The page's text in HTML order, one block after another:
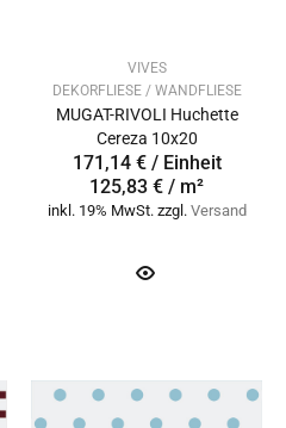
VIVES
DEKORFLIESE / WANDFLIESE
MUGAT-RIVOLI Huchette
Cereza 10x20
171,14 € / Einheit
125,83 € / m²
inkl. 19% MwSt. zzgl. Versand